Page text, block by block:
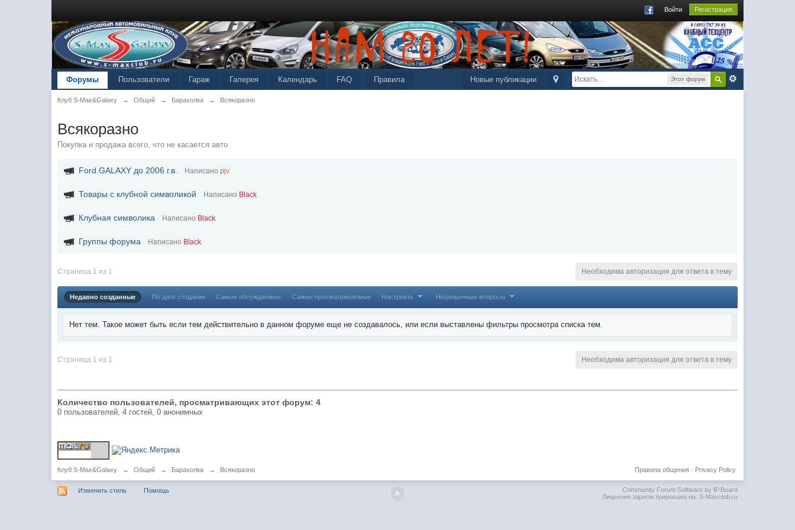
Войти Регистрация
Этот форум
Новые публикации
FAQ Правила
Форумы Пользователи Гараж Галерея Календарь
Клуб S-Max&Galaxy → Общий → Барахолка → Всякоразно
Всякоразно
Покупка и продажа всего, что не касается авто
Ford GALAXY до 2006 г.в. Написаноpjv
Товары с клубной символикой Написано Black
Клубная символика Написано Black
Группы форума Написано Black
Страница 1 из 1 Необходима авторизация для ответа в тему
Недавно созданные По дате создания Самые обсуждаемые Самые просматриваемые Настроить Не/решенные вопросы
Нет тем. Такое может быть если тем действительно в данном форуме еще не создавалось, или если выставлены фильтры просмотра списка тем.
Страница 1 из 1 Необходима авторизация для ответа в тему
Количество пользователей, просматривающих этот форум: 4
0 пользователей, 4 гостей, 0 анонимных
Клуб S-Max&Galaxy → Общий → Барахолка → Всякоразно Privacy Policy
Правила общения·
Изменить стиль Помощь
Community Forum Software by IP.Board
Лицензия зарегистрирована на: S-Maxclub.ru